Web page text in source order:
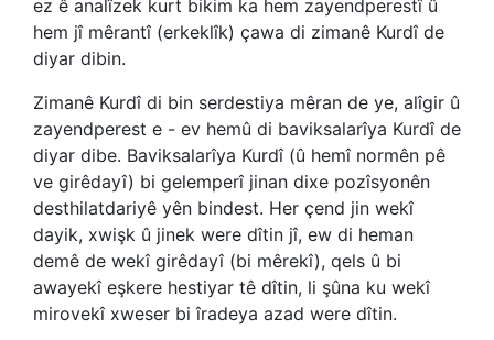
ez ê analîzek kurt bikim ka hem zayendperestî û
hem jî mêrantî (erkeklîk) çawa di zimanê Kurdî de
diyar dibin.
Zimanê Kurdî di bin serdestiya mêran de ye, alîgir û
zayendperest e - ev hemû di baviksalarîya Kurdî de
diyar dibe. Baviksalarîya Kurdî (û hemî normên pê
ve girêdayî) bi gelemperî jinan dixe pozîsyonên
desthilatdariyê yên bindest. Her çend jin wekî
dayik, xwişk û jinek were dîtin jî, ew di heman
demê de wekî girêdayî (bi mêrekî), qels û bi
awayekî eşkere hestiyar tê dîtin, li şûna ku wekî
mirovekî xweser bi îradeya azad were dîtin.